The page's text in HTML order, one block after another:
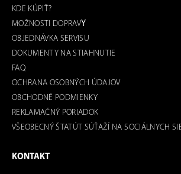
KDE KÚPIŤ?
MOŽNOSTI DOPRAVY
OBJEDNÁVKA SERVISU
DOKUMENTY NA STIAHNUTIE
FAQ
OCHRANA OSOBNÝCH ÚDAJOV
OBCHODNÉ PODMIENKY
REKLAMAČNÝ PORIADOK
VŠEOBECNÝ ŠTATÚT SÚŤAŽÍ NA SOCIÁLNYCH
KONTAKT